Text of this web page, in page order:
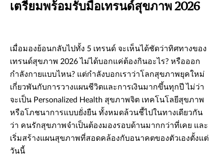
เตรียมพร้อมรับมือเทรนด์สุขภาพ 2026
เมื่อมองย้อนกลับไปทั้ง 5 เทรนด์ จะเห็นได้ชัดว่าทิศทางของ
เทรนด์สุขภาพ 2026 ไม่ได้บอกแค่ต้องกินอะไร? หรือออก
กำลังกายแบบไหน? แต่กำลังบอกเราว่าโลกสุขภาพยุคใหม่
เกี่ยวพันกับการวางแผนชีวิตและการเงินมากขึ้นทุกปี ไม่ว่า
จะเป็น Personalized Health สุขภาพจิต เทคโนโลยีสุขภาพ
หรือโภชนาการแบบยั่งยืน ทั้งหมดล้วนชี้ไปในทางเดียวกัน
ว่า คนรักสุขภาพจำเป็นต้องมองรอบด้านมากกว่าที่เคย และ
เริ่มสร้างแผนสุขภาพที่สอดคล้องกับอนาคตของตัวเองตั้งแต่
วันนี้